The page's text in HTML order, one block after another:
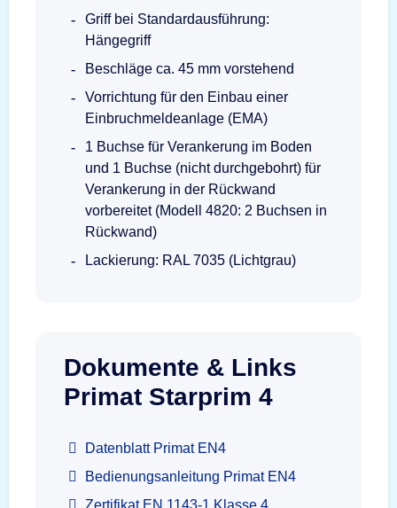
Griff bei Standardausführung:
Hängegriff
Beschläge ca. 45 mm vorstehend
Vorrichtung für den Einbau einer
Einbruchmeldeanlage (EMA)
1 Buchse für Verankerung im Boden
und 1 Buchse (nicht durchgebohrt) für
Verankerung in der Rückwand
vorbereitet (Modell 4820: 2 Buchsen in
Rückwand)
Lackierung: RAL 7035 (Lichtgrau)
Dokumente & Links
Primat Starprim 4
Datenblatt Primat EN4
Bedienungsanleitung Primat EN4
Zertifikat EN 1143-1 Klasse 4